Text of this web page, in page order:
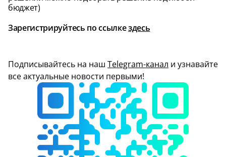
бюджет)
Зарегистрируйтесь по ссылкездесь
Подписывайтесь на наш Telegram-канал и узнавайте
все актуальные новости первыми!